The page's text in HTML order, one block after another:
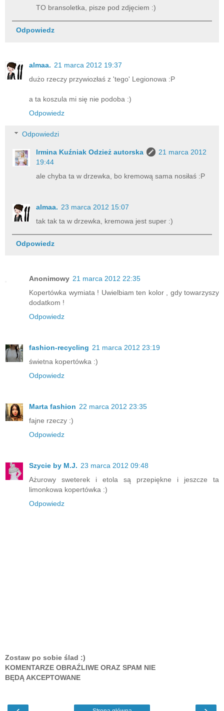
TO bransoletka, pisze pod zdjęciem :)
Odpowiedz
almaa. 21 marca 2012 19:37
dużo rzeczy przywiozłaś z 'tego' Legionowa :P
a ta koszula mi się nie podoba :)
Odpowiedz
Odpowiedzi
Irmina Kuźniak Odzież autorska
21 marca 2012
19:44
ale chyba ta w drzewka, bo kremową sama nosiłaś :P
almaa. 23 marca 2012 15:07
tak tak ta w drzewka, kremowa jest super :)
Odpowiedz
Anonimowy 21 marca 2012 22:35
Kopertówka wymiata ! Uwielbiam ten kolor , gdy towarzyszy
dodatkom !
Odpowiedz
fashion-recycling 21 marca 2012 23:19
świetna kopertówka :)
Odpowiedz
Marta fashion 22 marca 2012 23:35
fajne rzeczy :)
Odpowiedz
Szycie by M.J. 23 marca 2012 09:48
Ażurowy sweterek i etola są przepiękne i jeszcze ta
limonkowa kopertówka :)
Odpowiedz
Zostaw po sobie ślad :)
KOMENTARZE OBRAŹLIWE ORAZ SPAM NIE
BĘDĄ AKCEPTOWANE